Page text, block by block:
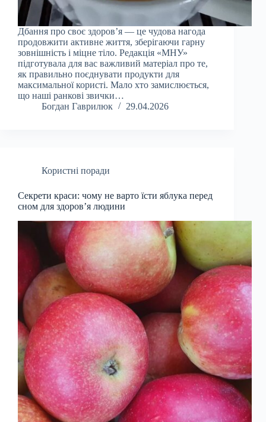
Дбання про своє здоров’я — це чудова нагода
продовжити активне життя, зберігаючи гарну
зовнішність і міцне тіло. Редакція «МНУ»
підготувала для вас важливий матеріал про те,
як правильно поєднувати продукти для
максимальної користі. Мало хто замислюється,
що наші ранкові звички…
Богдан Гаврилюк
29.04.2026
Користні поради
Секрети краси: чому не варто їсти яблука перед
сном для здоров’я людини